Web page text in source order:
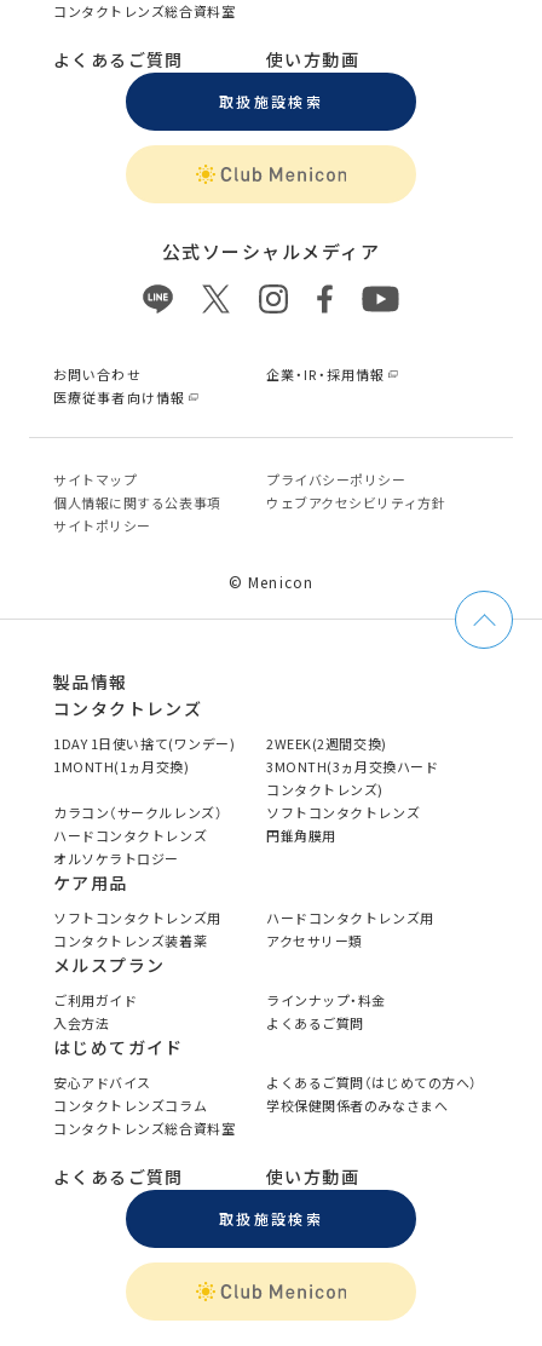
コンタクトレンズ総合資料室
よくあるご質問 使い方動画
取扱施設検索
公式ソーシャルメディア
お問い合わせ
企業・IR・採用情報
医療従事者向け情報
サイトマップ
プライバシーポリシー
個⼈情報に関する公表事項
ウェブアクセシビリティ方針
サイトポリシー
© Menicon
製品情報
コンタクトレンズ
1DAY 1日使い捨て(ワンデー)
2WEEK(2週間交換)
1MONTH(1ヵ月交換)
3MONTH(3ヵ月交換ハード
コンタクトレンズ)
カラコン（サークルレンズ）
ソフトコンタクトレンズ
ハードコンタクトレンズ
円錐角膜用
オルソケラトロジー
ケア用品
ソフトコンタクトレンズ用
ハードコンタクトレンズ用
コンタクトレンズ装着薬
アクセサリー類
メルスプラン
ご利用ガイド
ラインナップ・料金
入会方法
よくあるご質問
はじめてガイド
安心アドバイス
よくあるご質問（はじめての方へ）
コンタクトレンズコラム
学校保健関係者のみなさまへ
コンタクトレンズ総合資料室
よくあるご質問 使い方動画
取扱施設検索